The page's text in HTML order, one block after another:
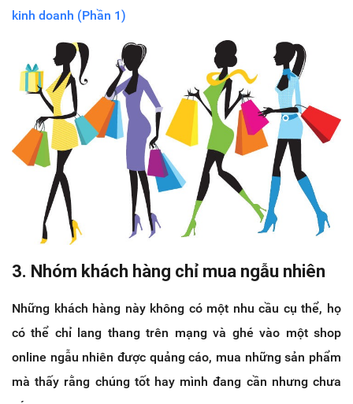
kinh doanh (Phần 1)
3. Nhóm khách hàng chỉ mua ngẫu nhiên
Những khách hàng này không có một nhu cầu cụ thể, họ
có thể chỉ lang thang trên mạng và ghé vào một shop
online ngẫu nhiên được quảng cáo, mua những sản phẩm
mà thấy rằng chúng tốt hay mình đang cần nhưng chưa